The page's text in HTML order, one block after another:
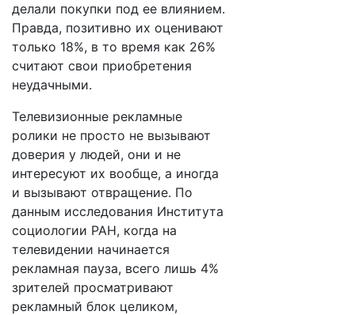
делали покупки под ее влиянием.
Правда, позитивно их оценивают
только 18%, в то время как 26%
считают свои приобретения
неудачными.
Телевизионные рекламные
ролики не просто не вызывают
доверия у людей, они и не
интересуют их вообще, а иногда
и вызывают отвращение. По
данным исследования Института
социологии РАН, когда на
телевидении начинается
рекламная пауза, всего лишь 4%
зрителей просматривают
рекламный блок целиком,